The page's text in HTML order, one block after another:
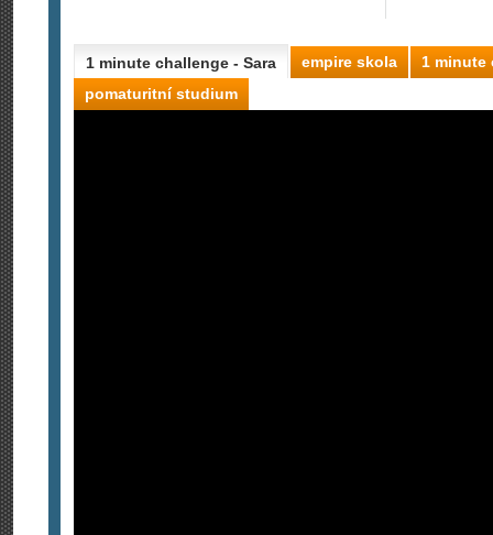
1 minute challenge - Sara empire skola
1 minute
pomaturitní studium